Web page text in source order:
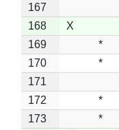
167
168
X
169
*
170
*
171
172
*
173
*